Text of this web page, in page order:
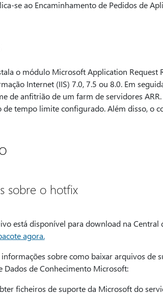
se ao Encaminhamento de Pedidos de
o módulo Microsoft Application Request
Internet (IIS) 7.0, 7.5 ou 8.0. Em
de anfitrião de um farm de servidores
tempo limite configurado. Além disso, o
sobre o hotfix
está disponível para download na
agora.
sobre como baixar arquivos
Dados de Conhecimento Microsoft:
ficheiros de suporte da Microsoft do